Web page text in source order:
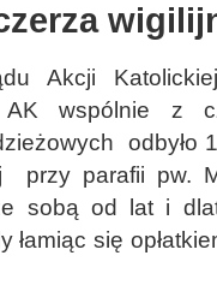
Akcji
AK wspólnie z
przy parafii pw.
sobą od lat i
łamiąc się